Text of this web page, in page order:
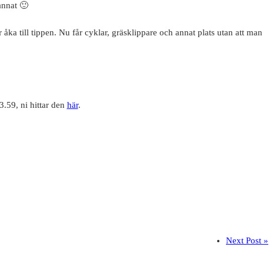
🙂
till tippen. Nu får cyklar, gräsklippare och annat plats utan att man
ni hittar den här.
Next Post »